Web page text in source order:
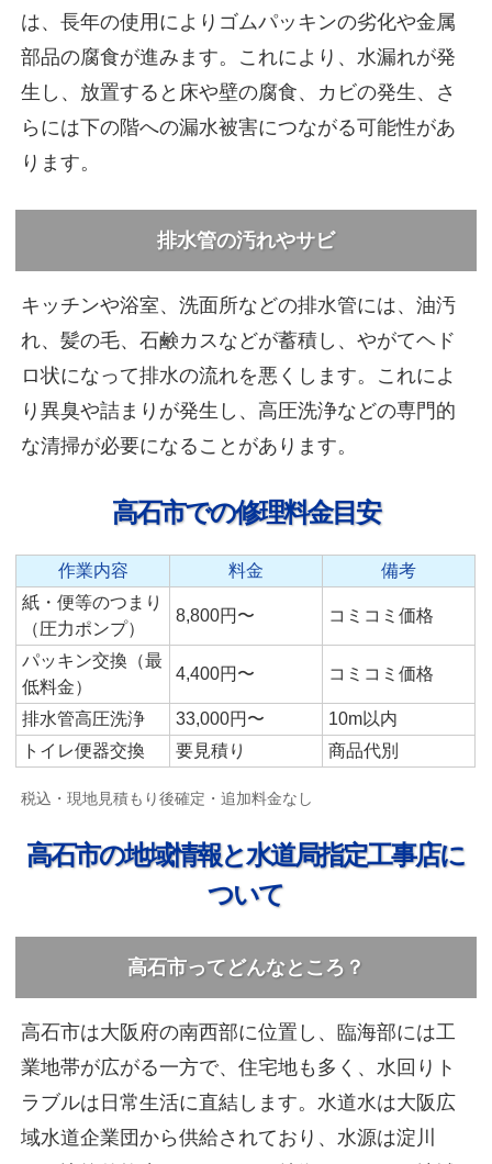
は、長年の使用によりゴムパッキンの劣化や金属
部品の腐食が進みます。これにより、水漏れが発
生し、放置すると床や壁の腐食、カビの発生、さ
らには下の階への漏水被害につながる可能性があ
ります。
排水管の汚れやサビ
キッチンや浴室、洗面所などの排水管には、油汚
れ、髪の毛、石鹸カスなどが蓄積し、やがてヘド
ロ状になって排水の流れを悪くします。これによ
り異臭や詰まりが発生し、高圧洗浄などの専門的
な清掃が必要になることがあります。
高石市での修理料金目安
作業内容 料金
備考
紙・便等のつまり
（圧力ポンプ）
8,800円〜 コミコミ価格
パッキン交換（最
低料金）
4,400円〜 コミコミ価格
排水管高圧洗浄 33,000円〜
10m以内
トイレ便器交換
要見積り 商品代別
税込・現地見積もり後確定・追加料金なし
高石市の地域情報と水道局指定工事店に
ついて
高石市ってどんなところ？
高石市は大阪府の南西部に位置し、臨海部には工
業地帯が広がる一方で、住宅地も多く、水回りト
ラブルは日常生活に直結します。水道水は大阪広
域水道企業団から供給されており、水源は淀川